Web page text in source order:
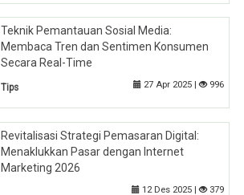
Teknik Pemantauan Sosial Media:
Membaca Tren dan Sentimen Konsumen
Secara Real-Time
Tips 27 Apr 2025 | 996
Revitalisasi Strategi Pemasaran Digital:
Menaklukkan Pasar dengan Internet
Marketing 2026
12 Des 2025 | 379